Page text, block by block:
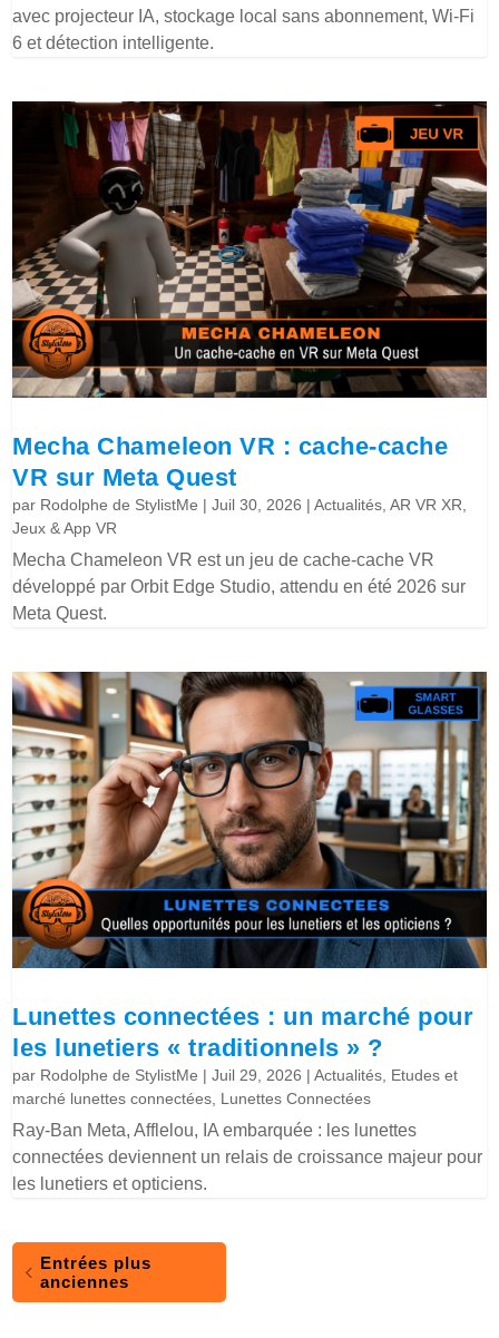
avec projecteur IA, stockage local sans abonnement, Wi-Fi
6 et détection intelligente.
Mecha Chameleon VR : cache-cache
VR sur Meta Quest
par Rodolphe de StylistMe |Juil 30, 2026 |Actualités,AR VR XR,
Jeux & App VR
Mecha Chameleon VR est un jeu de cache-cache VR
développé par Orbit Edge Studio, attendu en été 2026 sur
Meta Quest.
Lunettes connectées : un marché pour
les lunetiers « traditionnels » ?
par Rodolphe de StylistMe |Juil 29, 2026 |Actualités, Etudes et
marché lunettes connectées, Lunettes Connectées
Ray-Ban Meta, Afflelou, IA embarquée : les lunettes
connectées deviennent un relais de croissance majeur pour
les lunetiers et opticiens.
Entrées plus
anciennes